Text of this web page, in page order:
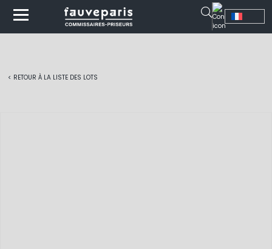
< RETOUR À LA LISTE DES LOTS